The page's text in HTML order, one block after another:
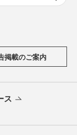
掲載のご案内
ス